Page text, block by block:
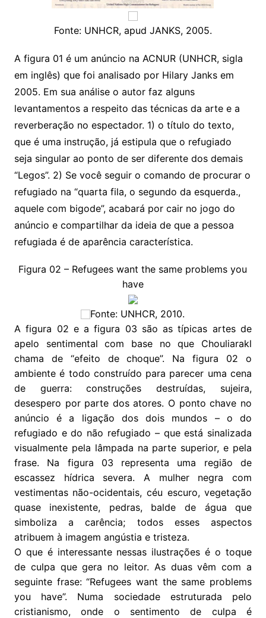
Fonte: UNHCR, apud JANKS, 2005.
A figura 01 é um anúncio na ACNUR (UNHCR, sigla
em inglês) que foi analisado por Hilary Janks em
2005. Em sua análise o autor faz alguns
levantamentos a respeito das técnicas da arte e a
reverberação no espectador. 1) o título do texto,
que é uma instrução, já estipula que o refugiado
seja singular ao ponto de ser diferente dos demais
“Legos”. 2) Se você seguir o comando de procurar o
refugiado na “quarta fila, o segundo da esquerda.,
aquele com bigode”, acabará por cair no jogo do
anúncio e compartilhar da ideia de que a pessoa
refugiada é de aparência característica.
Figura 02 – Refugees want the same problems you
have
Fonte: UNHCR, 2010.
A figura 02 e a figura 03 são as típicas artes de
apelo sentimental com base no que Chouliarakl
chama de “efeito de choque”. Na figura 02 o
ambiente é todo construído para parecer uma cena
de guerra: construções destruídas, sujeira,
desespero por parte dos atores. O ponto chave no
anúncio é a ligação dos dois mundos – o do
refugiado e do não refugiado – que está sinalizada
visualmente pela lâmpada na parte superior, e pela
frase. Na figura 03 representa uma região de
escassez hídrica severa. A mulher negra com
vestimentas não-ocidentais, céu escuro, vegetação
quase inexistente, pedras, balde de água que
simboliza a carência; todos esses aspectos
atribuem à imagem angústia e tristeza.
O que é interessante nessas ilustrações é o toque
de culpa que gera no leitor. As duas vêm com a
seguinte frase: “Refugees want the same problems
you have”. Numa sociedade estruturada pelo
cristianismo, onde o sentimento de culpa é